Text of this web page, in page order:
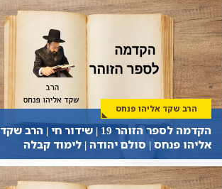
הרב שקד אליהו פנחס
הקדמה לספר הזוהר 19 | שידור חי | הרב שקד
אליהו פנחס | סולם יהודה | לימוד קבלה